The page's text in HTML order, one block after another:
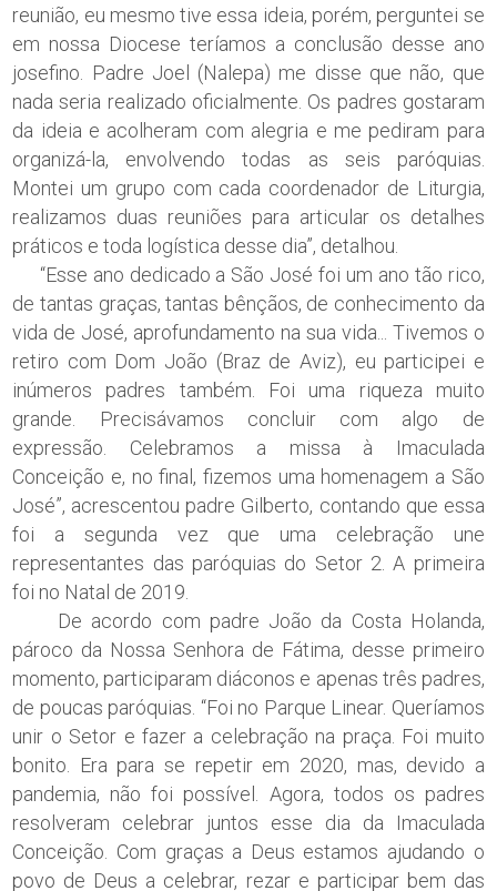
reunião, eu mesmo tive essa ideia, porém, perguntei se
em nossa Diocese teríamos a conclusão desse ano
josefino. Padre Joel (Nalepa) me disse que não, que
nada seria realizado oficialmente. Os padres gostaram
da ideia e acolheram com alegria e me pediram para
organizá-la, envolvendo todas as seis paróquias.
Montei um grupo com cada coordenador de Liturgia,
realizamos duas reuniões para articular os detalhes
práticos e toda logística desse dia”, detalhou.
“Esse ano dedicado a São José foi um ano tão rico,
de tantas graças, tantas bênçãos, de conhecimento da
vida de José, aprofundamento na sua vida... Tivemos o
retiro com Dom João (Braz de Aviz), eu participei e
inúmeros padres também. Foi uma riqueza muito
grande. Precisávamos concluir com algo de
expressão. Celebramos a missa à Imaculada
Conceição e, no final, fizemos uma homenagem a São
José”, acrescentou padre Gilberto, contando que essa
foi a segunda vez que uma celebração une
representantes das paróquias do Setor 2. A primeira
foi no Natal de 2019.
De acordo com padre João da Costa Holanda,
pároco da Nossa Senhora de Fátima, desse primeiro
momento, participaram diáconos e apenas três padres,
de poucas paróquias. “Foi no Parque Linear. Queríamos
unir o Setor e fazer a celebração na praça. Foi muito
bonito. Era para se repetir em 2020, mas, devido a
pandemia, não foi possível. Agora, todos os padres
resolveram celebrar juntos esse dia da Imaculada
Conceição. Com graças a Deus estamos ajudando o
povo de Deus a celebrar, rezar e participar bem das